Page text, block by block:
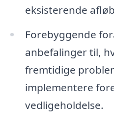
eksisterende
Forebyggende
anbefalinger til,
fremtidige
implementere
vedligeholdelse.